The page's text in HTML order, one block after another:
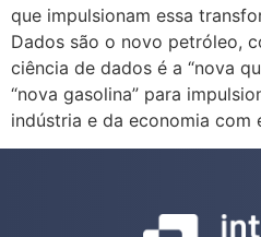
que impulsionam essa
Dados são o novo petróleo,
ciência de dados é a “nova
“nova gasolina” para
indústria e da economia com